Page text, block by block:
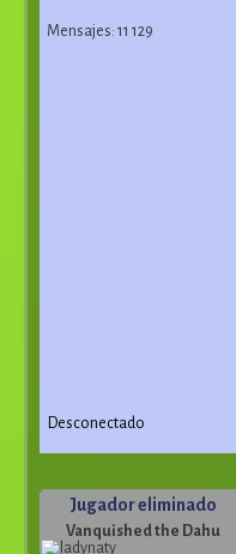
Mensajes: 11 129
Desconectado
Jugador eliminado
Vanquished the Dahu